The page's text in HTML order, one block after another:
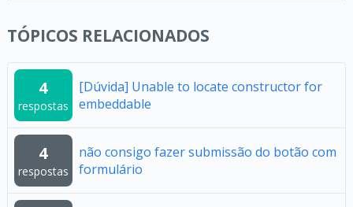
TÓPICOS RELACIONADOS
4
respostas
[Dúvida] Unable to locate constructor for
embeddable
4
respostas
não consigo fazer submissão do botão com
formulário